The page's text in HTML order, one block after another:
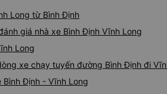
Long từ Bình Định
giá nhà xe Bình Định Vĩnh Long
Long
xe chạy tuyến đường Bình Định đi
Định - Vĩnh Long